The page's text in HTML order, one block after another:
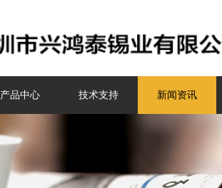
产品中心 技术支持 新闻资讯